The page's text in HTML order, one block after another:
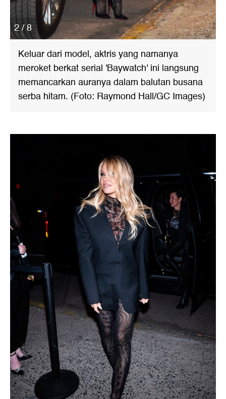
2 / 8
Keluar dari model, aktris yang namanya
meroket berkat serial 'Baywatch' ini langsung
memancarkan auranya dalam balutan busana
serba hitam. (Foto: Raymond Hall/GC Images)